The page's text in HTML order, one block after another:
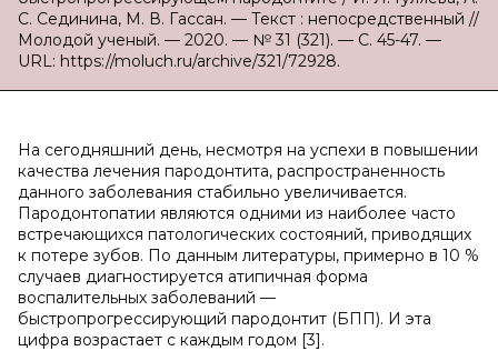
С. Сединина, М. В. Гассан. — Текст : непосредственный //
Молодой ученый. — 2020. — № 31 (321). — С. 45-47. —
URL: https://moluch.ru/archive/321/72928.
На сегодняшний день, несмотря на успехи в повышении
качества лечения пародонтита, распространенность
данного заболевания стабильно увеличивается.
Пародонтопатии являются одними из наиболее часто
встречающихся патологических состояний, приводящих
к потере зубов. По данным литературы, примерно в 10 %
случаев диагностируется атипичная форма
воспалительных заболеваний —
быстропрогрессирующий пародонтит (БПП). И эта
цифра возрастает с каждым годом [3].